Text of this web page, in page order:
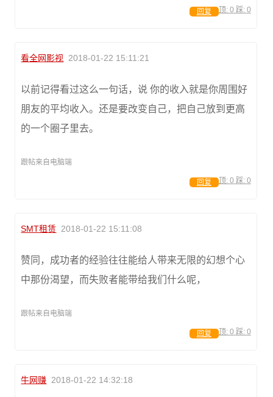
顶: 0 踩: 0
回复
看全网影视 2018-01-22 15:11:21
以前记得看过这么一句话，说 你的收入就是你周围好
朋友的平均收入。还是要改变自己，把自己放到更高
的一个圈子里去。
跟帖来自电脑端
顶: 0 踩: 0
回复
SMT租赁 2018-01-22 15:11:08
赞同，成功者的经验往往能给人带来无限的幻想个心
中那份渴望，而失败者能带给我们什么呢，
跟帖来自电脑端
顶: 0 踩: 0
回复
牛网赚 2018-01-22 14:32:18